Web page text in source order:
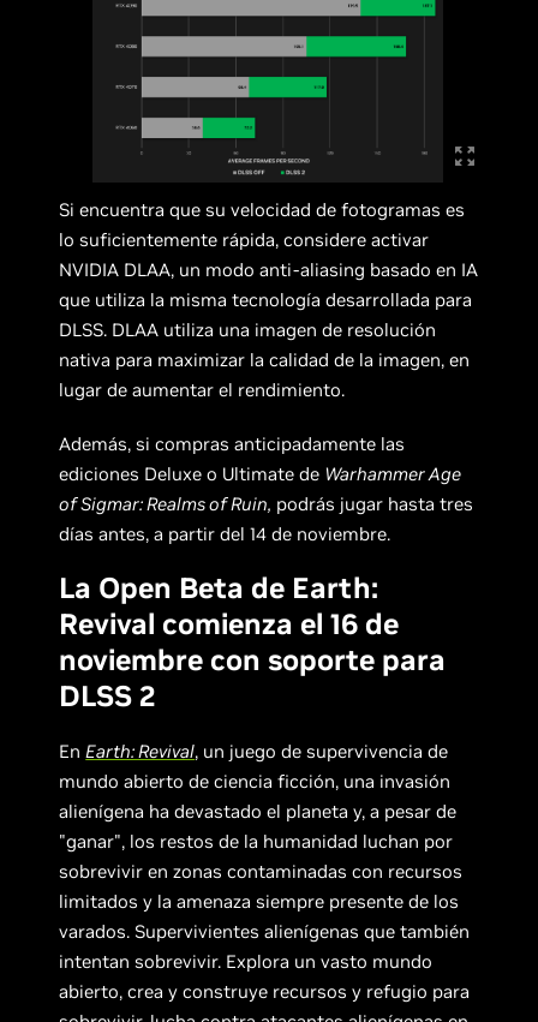
Si encuentra que su velocidad de fotogramas es
lo suficientemente rápida, considere activar
NVIDIA DLAA, un modo anti-aliasing basado en IA
que utiliza la misma tecnología desarrollada para
DLSS. DLAA utiliza una imagen de resolución
nativa para maximizar la calidad de la imagen, en
lugar de aumentar el rendimiento.
Además, si compras anticipadamente las
ediciones Deluxe o Ultimate de Warhammer Age
of Sigmar: Realms of Ruin, podrás jugar hasta tres
días antes, a partir del 14 de noviembre.
La Open Beta de Earth:
Revival comienza el 16 de
noviembre con soporte para
DLSS 2
En Earth: Revival, un juego de supervivencia de
mundo abierto de ciencia ficción, una invasión
alienígena ha devastado el planeta y, a pesar de
"ganar", los restos de la humanidad luchan por
sobrevivir en zonas contaminadas con recursos
limitados y la amenaza siempre presente de los
varados. Supervivientes alienígenas que también
intentan sobrevivir. Explora un vasto mundo
abierto, crea y construye recursos y refugio para